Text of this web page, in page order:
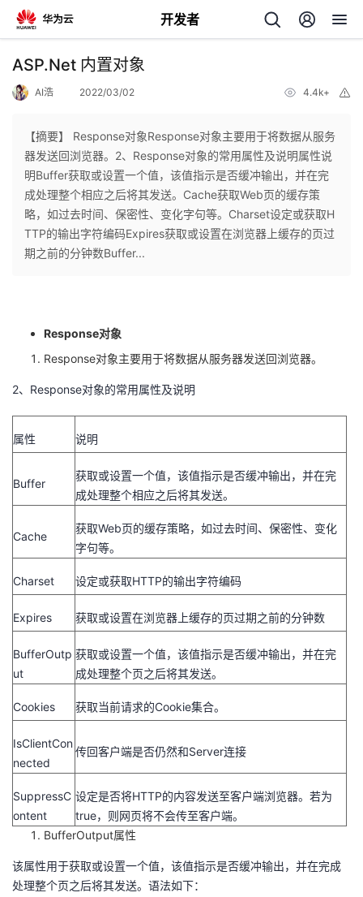
开发者
返
个
人
我
发
者
博
的
坛
我
圈
子
的
直
我
的
动
我
关
注
开
发
者
堂
的
课
我
的
证
我
实
验
的
收
Programs
的
支
我
技
术
持
的
云
建
议
ASP.Net 内置对象
AI浩 2022/03/02 4.4k+
【摘要】 ​Response对象Response对象主要用于将数据从服务
器发送回浏览器。2、Response对象的常用属性及说明属性说
明Buffer获取或设置一个值，该值指示是否缓冲输出，并在完
成处理整个相应之后将其发送。Cache获取Web页的缓存策
略，如过去时间、保密性、变化字句等。Charset设定或获取H
TTP的输出字符编码Expires获取或设置在浏览器上缓存的页过
期之前的分钟数Buffer...
Response对象
Response对象主要用于将数据从服务器发送回浏览器。
2、Response对象的常用属性及说明
属性 说明
Buffer
获取或设置一个值，该值指示是否缓冲输出，并在完
成处理整个相应之后将其发送。
Cache
获取Web页的缓存策略，如过去时间、保密性、变化
字句等。
Charset 设定或获取HTTP的输出字符编码
Expires 获取或设置在浏览器上缓存的页过期之前的分钟数
BufferOutp
ut
获取或设置一个值，该值指示是否缓冲输出，并在完
成处理整个页之后将其发送。
Cookies 获取当前请求的Cookie集合。
IsClientCon
nected
传回客户端是否仍然和Server连接
SuppressC
ontent
设定是否将HTTP的内容发送至客户端浏览器。若为
true，则网页将不会传至客户端。
BufferOutput属性
该属性用于获取或设置一个值，该值指示是否缓冲输出，并在完成
处理整个页之后将其发送。语法如下：